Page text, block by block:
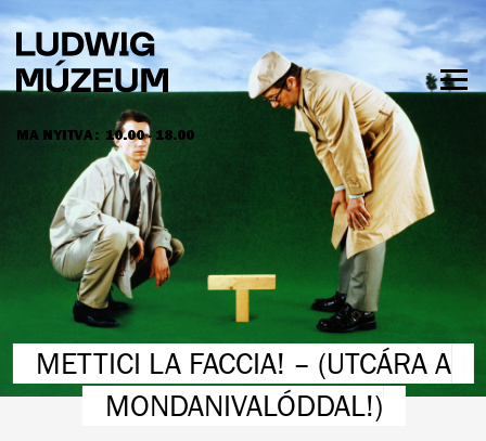
Ugrás
tartalomra
MA NYITVA: 10.00 - 18.00
NYITVATARTÁS ÉS JEGYÁRAK
METTICI LA FACCIA! – (UTCÁRA A
MONDANIVALÓDDAL!)